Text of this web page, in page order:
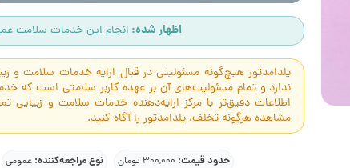
اظهار شده: انجام این خدمات سلامت
یلدامدتور هیچ‌گونه مسئولیتی در قبال ارایه خدمات سلامت
ندارد و تمام مسئولیت‌های آن بر عهده کاربر سلامتی است که
اطلاعات دقیق‌تر با مرکز ارایه‌دهنده خدمات سلامت و
مشاهده هرگونه تخلف، یلدامدتور را آگاه کنید.
حدود قیمت: 300,000 تومان نوع مراجعه‌کننده:عمومی